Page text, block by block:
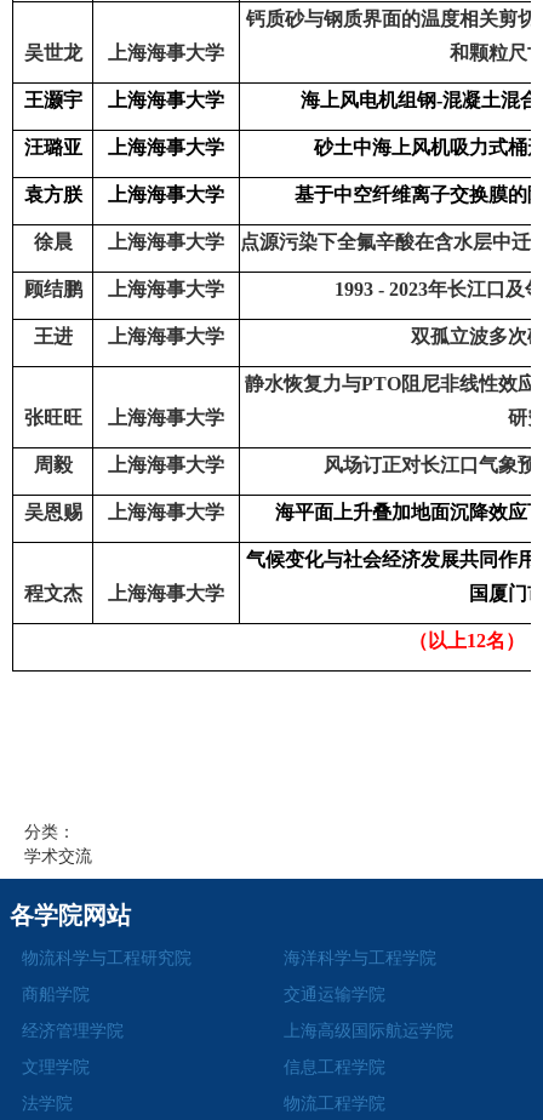
吴世龙 上海海事大学
钙质砂与钢质界面的温度相关剪
和颗粒尺
王灏宇 上海海事大学 海上风电机组钢-混凝土混
汪璐亚 上海海事大学 砂土中海上风机吸力式桶
袁方朕 上海海事大学 基于中空纤维离子交换膜的
徐晨 上海海事大学 点源污染下全氟辛酸在含水层中迁
顾结鹏 上海海事大学 1993 - 2023年长江口及
王进 上海海事大学 双孤立波多次
张旺旺 上海海事大学
静水恢复力与PTO阻尼非线性效
研
周毅 上海海事大学 风场订正对长江口气象
吴恩赐 上海海事大学 海平面上升叠加地面沉降效应
程文杰 上海海事大学
气候变化与社会经济发展共同作
国厦门
（以上12名）
分类：
学术交流
各学院网站
物流科学与工程研究院
海洋科学与工程学院
商船学院
交通运输学院
经济管理学院
上海高级国际航运学院
文理学院
信息工程学院
法学院
物流工程学院